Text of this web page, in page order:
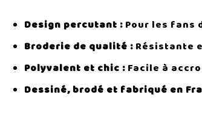
Design percutant : Pour les fans
Broderie de qualité : Résistante
Polyvalent et chic : Facile à
Dessiné, brodé et fabriqué en